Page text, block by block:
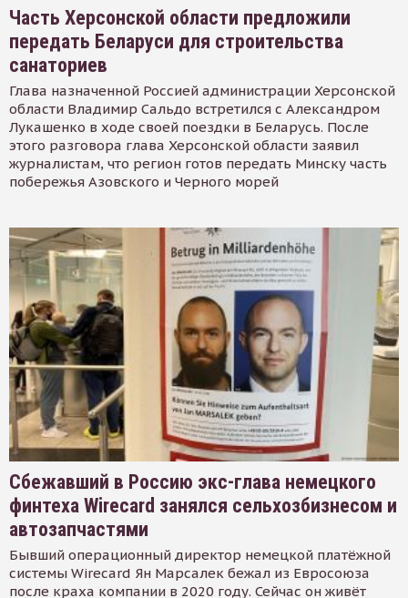
Часть Херсонской области предложили
передать Беларуси для строительства
санаториев
Глава назначенной Россией администрации Херсонской
области Владимир Сальдо встретился с Александром
Лукашенко в ходе своей поездки в Беларусь. После
этого разговора глава Херсонской области заявил
журналистам, что регион готов передать Минску часть
побережья Азовского и Черного морей
Сбежавший в Россию экс-глава немецкого
финтеха Wirecard занялся сельхозбизнесом и
автозапчастями
Бывший операционный директор немецкой платёжной
системы Wirecard Ян Марсалек бежал из Евросоюза
после краха компании в 2020 году. Сейчас он живёт